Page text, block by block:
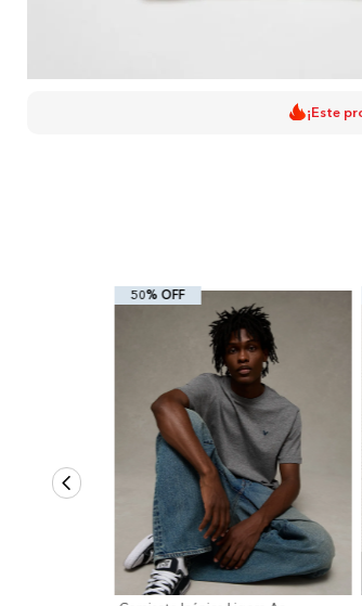
¡Este
50% OFF